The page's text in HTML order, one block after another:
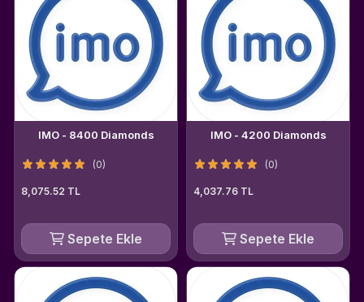
IMO - 8400 Diamonds
(0)
8,075.52 TL
Sepete Ekle
IMO - 4200 Diamonds
(0)
4,037.76 TL
Sepete Ekle